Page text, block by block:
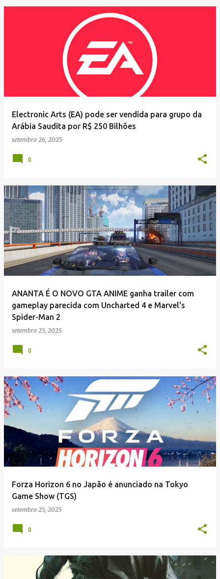
Electronic Arts (EA) pode ser vendida para grupo da
Arábia Saudita por R$ 250 Bilhões
setembro 26, 2025
0
ANANTA É O NOVO GTA ANIME ganha trailer com
gameplay parecida com Uncharted 4 e Marvel's
Spider-Man 2
setembro 25, 2025
0
Forza Horizon 6 no Japão é anunciado na Tokyo
Game Show (TGS)
setembro 25, 2025
0